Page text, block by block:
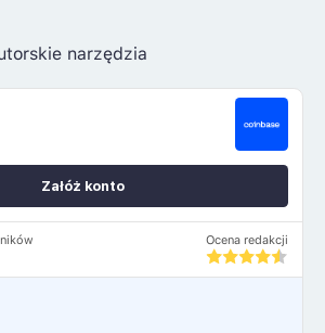
narzędzia
Ocena redakcji
Załóż konto